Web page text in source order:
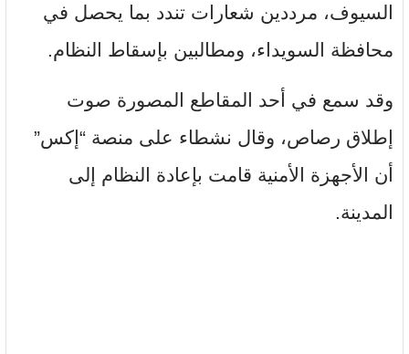
السيوف، مرددين شعارات تندد بما يحصل في
محافظة السويداء، ومطالبين بإسقاط النظام.
وقد سمع في أحد المقاطع المصورة صوت
إطلاق رصاص، وقال نشطاء على منصة “إكس”
أن الأجهزة الأمنية قامت بإعادة النظام إلى
المدينة.